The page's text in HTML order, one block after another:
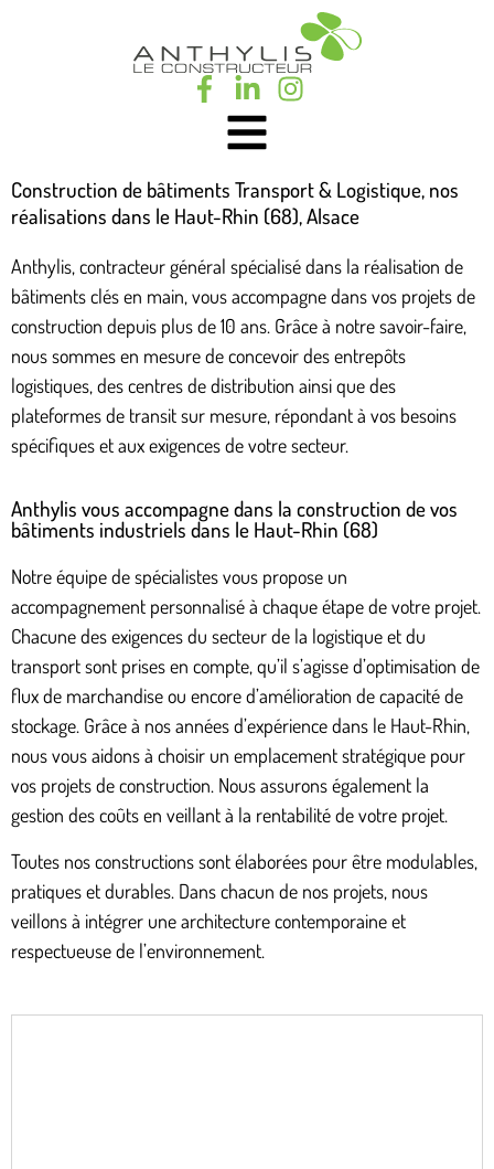
Construction de bâtiments Transport & Logistique, nos
réalisations dans le Haut-Rhin (68), Alsace
Anthylis, contracteur général spécialisé dans la réalisation de
bâtiments clés en main, vous accompagne dans vos projets de
construction depuis plus de 10 ans. Grâce à notre savoir-faire,
nous sommes en mesure de concevoir des entrepôts
logistiques, des centres de distribution ainsi que des
plateformes de transit sur mesure, répondant à vos besoins
spécifiques et aux exigences de votre secteur.
Anthylis vous accompagne dans la construction de vos
bâtiments industriels dans le Haut-Rhin (68)
Notre équipe de spécialistes vous propose un
accompagnement personnalisé à chaque étape de votre projet.
Chacune des exigences du secteur de la logistique et du
transport sont prises en compte, qu’il s’agisse d’optimisation de
flux de marchandise ou encore d’amélioration de capacité de
stockage. Grâce à nos années d’expérience dans le Haut-Rhin,
nous vous aidons à choisir un emplacement stratégique pour
vos projets de construction. Nous assurons également la
gestion des coûts en veillant à la rentabilité de votre projet.
Toutes nos constructions sont élaborées pour être modulables,
pratiques et durables. Dans chacun de nos projets, nous
veillons à intégrer une architecture contemporaine et
respectueuse de l’environnement.